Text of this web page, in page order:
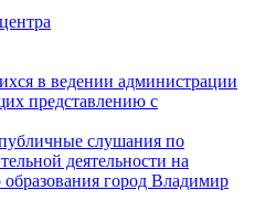
в ведении администрации
представлению с
слушания по
деятельности на
город Владимир